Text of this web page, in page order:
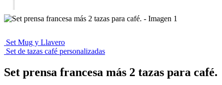
Set Mug y Llavero
Set de tazas café personalizadas
Set prensa francesa más 2 tazas para café.